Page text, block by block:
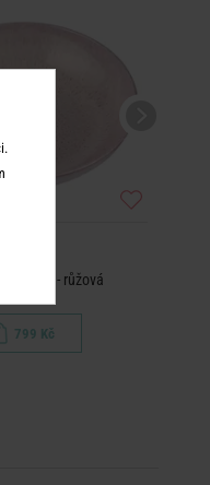
1,9 l - růžová
799 Kč